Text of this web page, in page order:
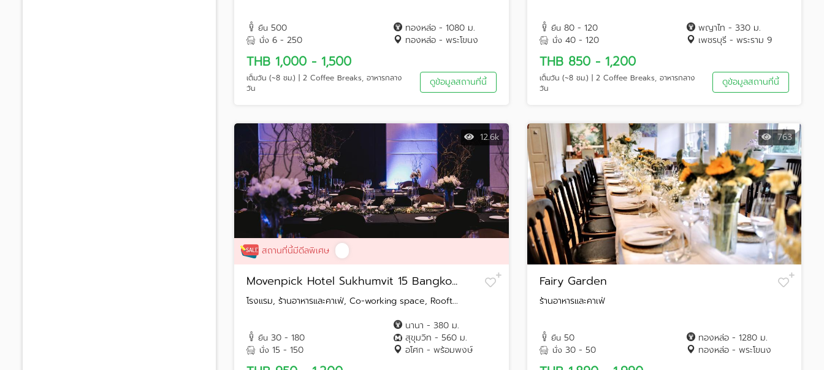
ยืน 500
นั่ง 6 - 250
ทองหล่อ - 1080 ม.
ทองหล่อ - พระโขนง
THB 1,000 - 1,500
เต็มวัน (~8 ชม.) | 2 Coffee Breaks, อาหารกลาง
วัน
ดูข้อมูลสถานที่นี้
ยืน 80 - 120
นั่ง 40 - 120
พญาไท - 330 ม.
เพชรบุรี - พระราม 9
THB 850 - 1,200
เต็มวัน (~8 ชม.) | 2 Coffee Breaks, อาหารกลาง
วัน
ดูข้อมูลสถานที่นี้
12.6k
สถานที่นี้มีดีลพิเศษ
Movenpick Hotel Sukhumvit 15 Bangko...
โรงแรม, ร้านอาหารและคาเฟ่, Co-working space, Rooft...
ยืน 30 - 180
นั่ง 15 - 150
นานา - 380 ม.
สุขุมวิท - 560 ม.
อโศก - พร้อมพงษ์
763
Fairy Garden
ร้านอาหารและคาเฟ่
ยืน 50
นั่ง 30 - 50
ทองหล่อ - 1280 ม.
ทองหล่อ - พระโขนง